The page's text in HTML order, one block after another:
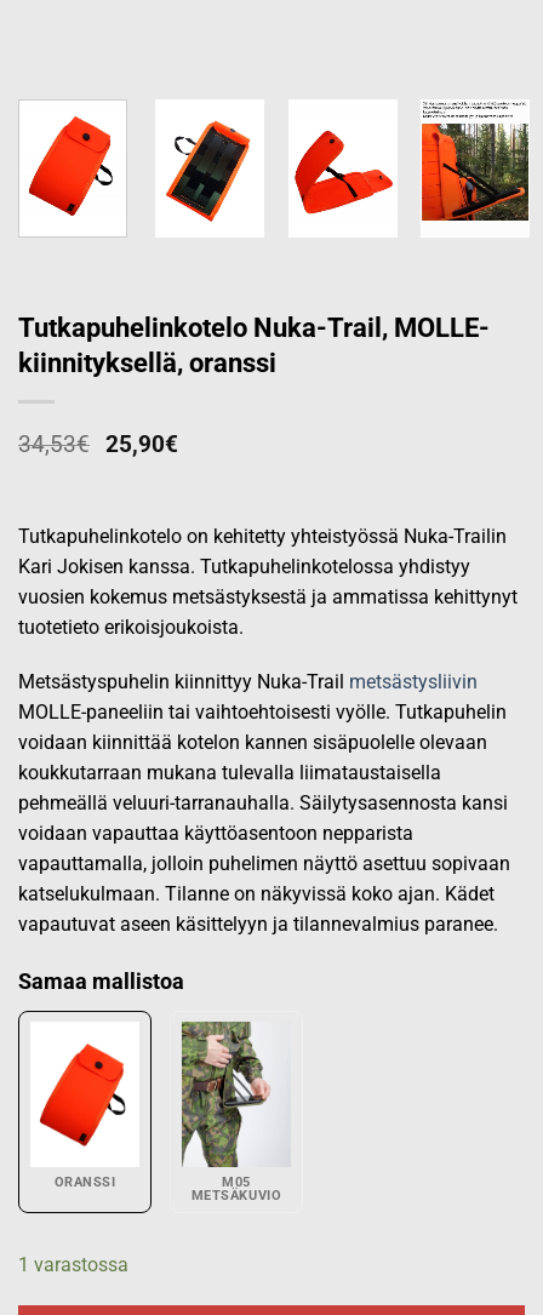
Tutkapuhelinkotelo Nuka-Trail, MOLLE-
kiinnityksellä, oranssi
34,53€ 25,90€
Tutkapuhelinkotelo on kehitetty yhteistyössä Nuka-Trailin
Kari Jokisen kanssa. Tutkapuhelinkotelossa yhdistyy
vuosien kokemus metsästyksestä ja ammatissa kehittynyt
tuotetieto erikoisjoukoista.
Metsästyspuhelin kiinnittyy Nuka-Trail metsästysliivin
MOLLE-paneeliin tai vaihtoehtoisesti vyölle. Tutkapuhelin
voidaan kiinnittää kotelon kannen sisäpuolelle olevaan
koukkutarraan mukana tulevalla liimataustaisella
pehmeällä veluuri-tarranauhalla. Säilytysasennosta kansi
voidaan vapauttaa käyttöasentoon nepparista
vapauttamalla, jolloin puhelimen näyttö asettuu sopivaan
katselukulmaan. Tilanne on näkyvissä koko ajan. Kädet
vapautuvat aseen käsittelyyn ja tilannevalmius paranee.
Samaa mallistoa
ORANSSI
M05
METSÄKUVIO
1 varastossa